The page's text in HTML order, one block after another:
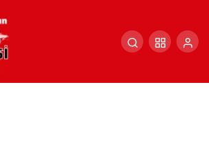
Dünyasının Yeniden